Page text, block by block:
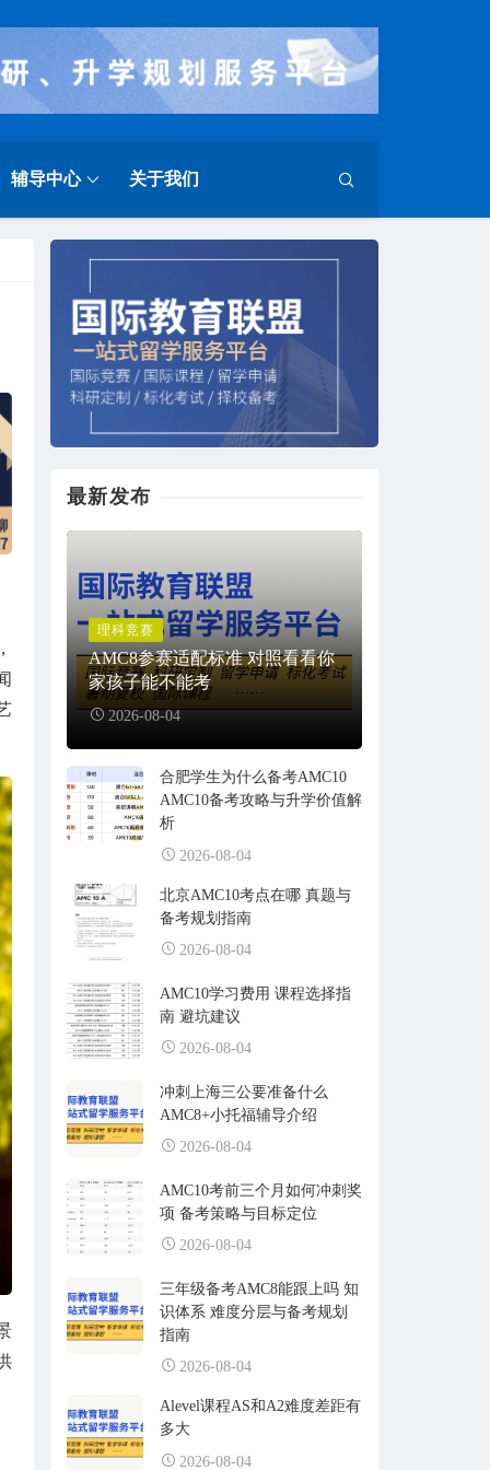
辅导中心 关于我们
最新发布
理科竞赛
AMC8参赛适配标准 对照看看你
家孩子能不能考
2026-08-04
合肥学生为什么备考AMC10
AMC10备考攻略与升学价值解
析
2026-08-04
北京AMC10考点在哪 真题与
备考规划指南
2026-08-04
AMC10学习费用 课程选择指
南 避坑建议
2026-08-04
冲刺上海三公要准备什么
AMC8+小托福辅导介绍
2026-08-04
AMC10考前三个月如何冲刺奖
项 备考策略与目标定位
2026-08-04
三年级备考AMC8能跟上吗 知
识体系 难度分层与备考规划
指南
2026-08-04
Alevel课程AS和A2难度差距有
多大
2026-08-04